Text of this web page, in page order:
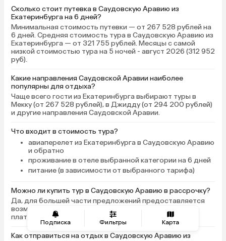
Подписка Фильтры Карта
Сколько стоит путевка в Саудовскую Аравию из
Екатеринбурга на 6 дней?
Минимальная стоимость путевки — от 267 528 рублей на
6 дней. Средняя стоимость тура в Саудовскую Аравию из
Екатеринбурга — от 321 755 рублей. Месяцы с самой
низкой стоимостью тура на 5 ночей - август 2026 (312 952
руб).
Какие направления Саудовской Аравии наиболее
популярны для отдыха?
Чаще всего гости из Екатеринбурга выбирают туры в
Мекку (от 267 528 рублей), в Джидду (от 294 200 рублей)
и другие направления Саудовской Аравии.
Что входит в стоимость тура?
авиаперелет из Екатеринбурга в Саудовскую Аравию
и обратно
проживание в отеле выбранной категории на 6 дней
питание (в зависимости от выбранного тарифа)
Можно ли купить тур в Саудовскую Аравию в рассрочку?
Да, для большей части предложений предоставляется
возможность оплаты тура частями с рассрочкой
платежа.
Как отправиться на отдых в Саудовскую Аравию из